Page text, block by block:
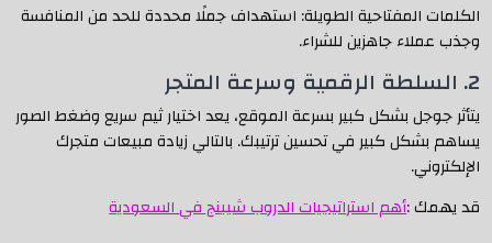
الكلمات المفتاحية الطويلة: استهداف جملًا محددة للحد من المنافسة
وجذب عملاء جاهزين للشراء.
2. السلطة الرقمية وسرعة المتجر
يتأثر جوجل بشكل كبير بسرعة الموقع، يعد اختيار ثيم سريع وضغط الصور
يساهم بشكل كبير في تحسين ترتيبك. بالتالي زيادة مبيعات متجرك
الإلكتروني.
قد يهمك :أهم استراتيجيات الدروب شيبنج في السعودية